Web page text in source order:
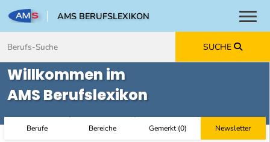
AMS BERUFSLEXIKON
SUCHE
Willkommen im
AMS Berufslexikon
Berufe Bereiche Gemerkt(0) Newsletter